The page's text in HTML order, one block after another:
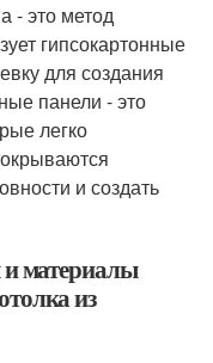
- это метод
гипсокартонные
для создания
панели - это
легко
и создать
материалы
из